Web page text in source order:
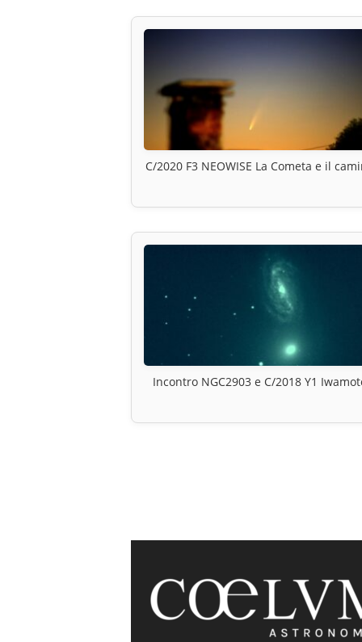
C/2020 F3 NEOWISE La Cometa e il
Incontro NGC2903 e C/2018 Y1